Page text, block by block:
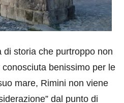
di storia che purtroppo non
benissimo per le
mare, Rimini non viene
dal punto di